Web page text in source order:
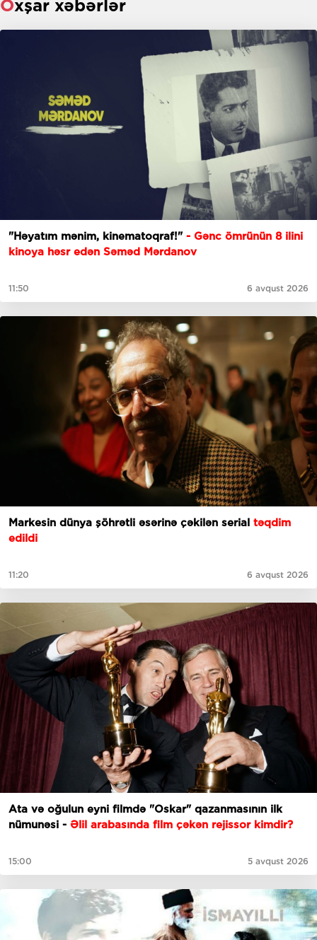
Oxşar xəbərlər
"Həyatım mənim, kinematoqraf!"- Gənc ömrünün 8 ilini
kinoya həsr edən Səməd Mərdanov
11:50 6 avqust 2026
Markesin dünya şöhrətli əsərinə çəkilən serial təqdim
edildi
11:20 6 avqust 2026
Ata və oğulun eyni filmdə "Oskar" qazanmasının ilk
nümunəsi - Əlil arabasında film çəkən rejissor kimdir?
15:00 5 avqust 2026